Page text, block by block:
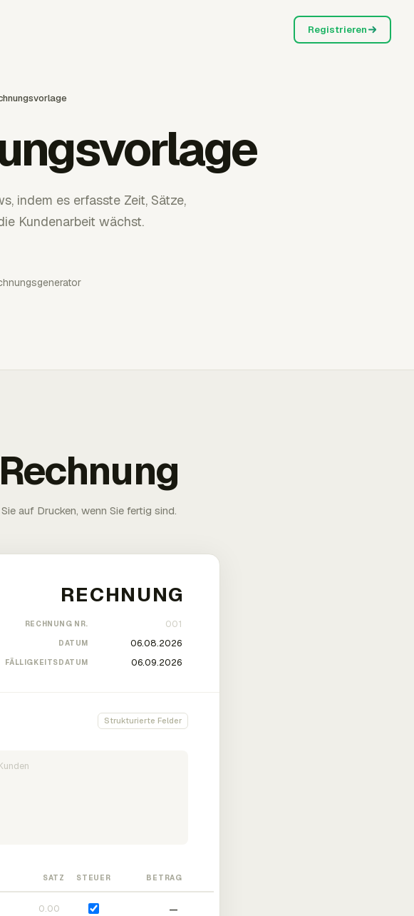
Registrieren
indem es erfasste Zeit, Sätze,
Kundenarbeit wächst.
auf Drucken, wenn Sie fertig sind.
RECHNUNG NR.
DATUM
FÄLLIGKEITSDATUM
Strukturierte Felder
SATZ STEUER BETRAG
—